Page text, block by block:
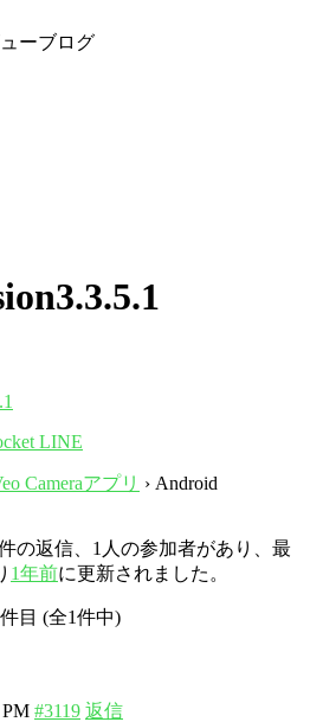
ーブログ
LINE
Cameraアプリ › Android
の返信、1人の参加者があり、最
1年前に更新されました。
目 (全1件中)
#3119 返信